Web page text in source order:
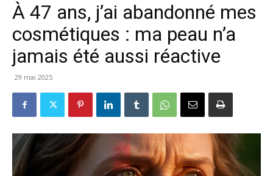
À 47 ans, j’ai abandonné mes
cosmétiques : ma peau n’a
jamais été aussi réactive
29 mai 2025